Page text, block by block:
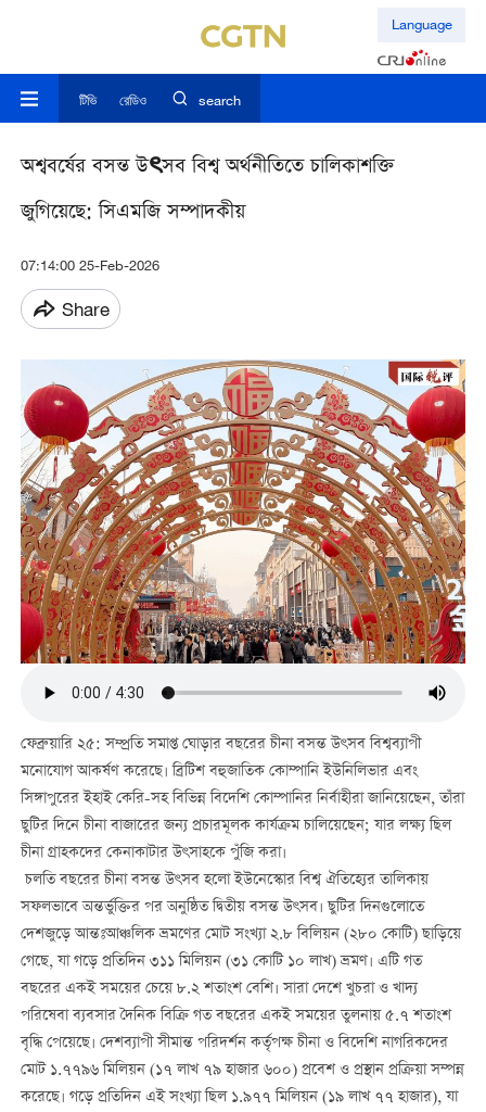
Language
টিভি রেডিও search
অশ্ববর্ষের বসন্ত উৎসব বিশ্ব অর্থনীতিতে চালিকাশক্তি
জুগিয়েছে: সিএমজি সম্পাদকীয়
07:14:00 25-Feb-2026
Share
ফেব্রুয়ারি ২৫: সম্প্রতি সমাপ্ত ঘোড়ার বছরের চীনা বসন্ত উৎসব বিশ্বব্যাপী
মনোযোগ আকর্ষণ করেছে। ব্রিটিশ বহুজাতিক কোম্পানি ইউনিলিভার এবং
সিঙ্গাপুরের ইহাই কেরি-সহ বিভিন্ন বিদেশি কোম্পানির নির্বাহীরা জানিয়েছেন, তাঁরা
ছুটির দিনে চীনা বাজারের জন্য প্রচারমূলক কার্যক্রম চালিয়েছেন; যার লক্ষ্য ছিল
চীনা গ্রাহকদের কেনাকাটার উৎসাহকে পুঁজি করা।
চলতি বছরের চীনা বসন্ত উৎসব হলো ইউনেস্কোর বিশ্ব ঐতিহ্যের তালিকায়
সফলভাবে অন্তর্ভুক্তির পর অনুষ্ঠিত দ্বিতীয় বসন্ত উৎসব। ছুটির দিনগুলোতে
দেশজুড়ে আন্তঃআঞ্চলিক ভ্রমণের মোট সংখ্যা ২.৮ বিলিয়ন (২৮০ কোটি) ছাড়িয়ে
গেছে, যা গড়ে প্রতিদিন ৩১১ মিলিয়ন (৩১ কোটি ১০ লাখ) ভ্রমণ। এটি গত
বছরের একই সময়ের চেয়ে ৮.২ শতাংশ বেশি। সারা দেশে খুচরা ও খাদ্য
পরিষেবা ব্যবসার দৈনিক বিক্রি গত বছরের একই সময়ের তুলনায় ৫.৭ শতাংশ
বৃদ্ধি পেয়েছে। দেশব্যাপী সীমান্ত পরিদর্শন কর্তৃপক্ষ চীনা ও বিদেশি নাগরিকদের
মোট ১.৭৭৯৬ মিলিয়ন (১৭ লাখ ৭৯ হাজার ৬০০) প্রবেশ ও প্রস্থান প্রক্রিয়া সম্পন্ন
করেছে। গড়ে প্রতিদিন এই সংখ্যা ছিল ১.৯৭৭ মিলিয়ন (১৯ লাখ ৭৭ হাজার), যা